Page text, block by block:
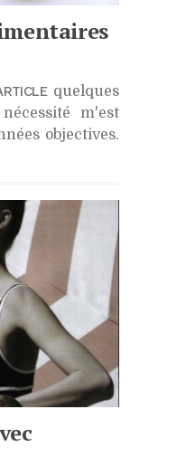
quelques
m'est
objectives.